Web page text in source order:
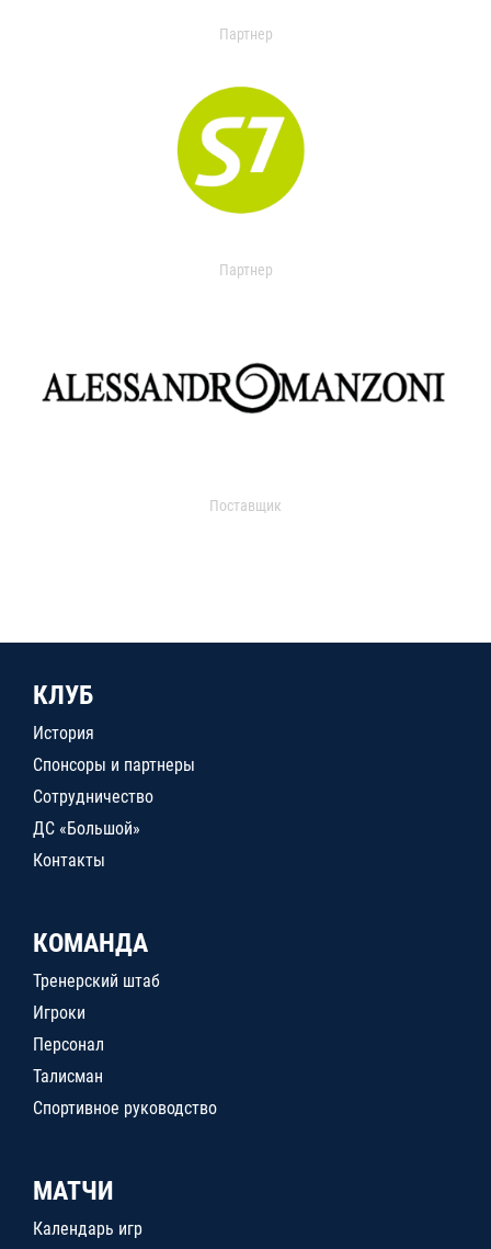
Партнер
Партнер
Поставщик
КЛУБ
История
Спонсоры и партнеры
Сотрудничество
ДС «Большой»
Контакты
КОМАНДА
Тренерский штаб
Игроки
Персонал
Талисман
Спортивное руководство
МАТЧИ
Календарь игр